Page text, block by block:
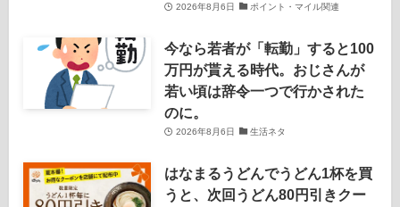
2026年8月6日 ポイント・マイル関連
今なら若者が「転勤」すると100
万円が貰える時代。おじさんが
若い頃は辞令一つで行かされた
のに。
2026年8月6日 生活ネタ
はなまるうどんでうどん1杯を買
うと、次回うどん80円引きクー